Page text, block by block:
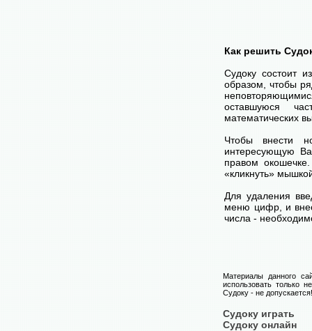
Как решить
Судоку состоит
образом, чтобы
оставшуюся
математических
Чтобы внести
интересующую
правом
«кликнуть»
Для удаления
меню цифр, и
числа -
Материалы данного
использовать только
Судоку - не допускается!
Судоку играть
Судоку онлайн